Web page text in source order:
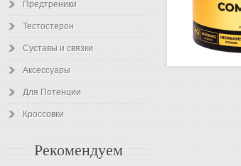
Предтреники
Тестостерон
Суставы и связки
Аксессуары
Для Потенции
Кроссовки
Рекомендуем